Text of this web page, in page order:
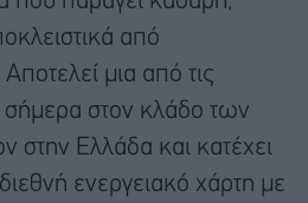
από
μια από τις
σήμερα στον κλάδο των
Ελλάδα και κατέχει
ενεργειακό χάρτη με